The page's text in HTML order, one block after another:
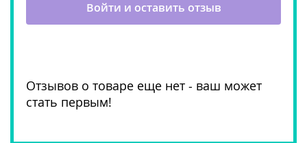
Отзывов о товаре еще нет - ваш может
стать первым!
Войти и оставить отзыв